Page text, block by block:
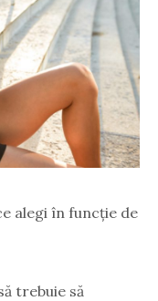
alegi în funcție de
trebuie să